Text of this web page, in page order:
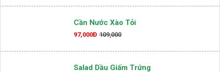
Cần Nước Xào Tỏi
97,000Đ 109,000
Salad Dầu Giấm Trứng